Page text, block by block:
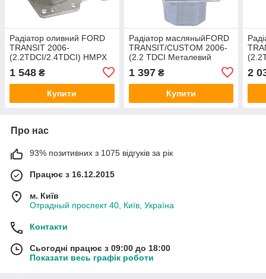
Радіатор оливний FORD
TRANSIT 2006-
(2.2TDCI/2.4TDCI) HMPX
1 548 ₴
Купити
Радіатор масляныйFORD
TRANSIT/CUSTOM 2006-
(2.2 TDCI Металевий
1 397₴
Купити
2
Про нас
93% позитивних з 1075 відгуків за рік
Працює з 16.12.2015
м. Київ
Отрадный проспект 40, Київ, Україна
Контакти
Сьогодні працює з 09:00 до 18:00
Показати весь графік роботи